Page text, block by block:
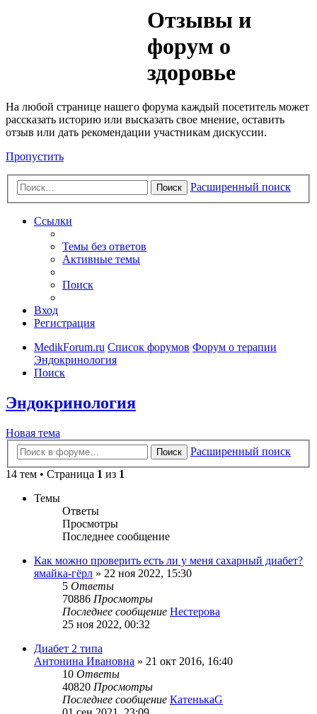
Отзывы и
форум о
здоровье
На любой странице нашего форума каждый посетитель может
рассказать историю или высказать свое мнение, оставить
отзыв или дать рекомендации участникам дискуссии.
Пропустить
Поиск Расширенный поиск
Ссылки
Темы без ответов
Активные темы
Поиск
Вход
Регистрация
MedikForum.ru Список форумов Форум о терапии
Эндокринология
Поиск
Эндокринология
Новая тема
Поиск
Расширенный поиск
14 тем • Страница 1 из 1
Темы
Ответы
Просмотры
Последнее сообщение
Как можно проверить есть ли у меня сахарный диабет?
ямайка-гёрл » 22 ноя 2022, 15:30
5 Ответы
70886 Просмотры
Последнее сообщение Нестерова
25 ноя 2022, 00:32
Диабет 2 типа
Антонина Ивановна » 21 окт 2016, 16:40
10 Ответы
40820 Просмотры
Последнее сообщение КатенькаG